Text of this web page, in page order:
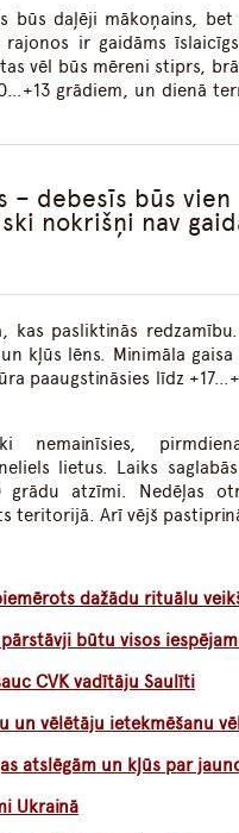
būs daļēji mākoņains,
ir gaidāms
vēl būs mēreni stiprs,
grādiem, un dienā
– debesīs būs vien
nokrišņi nav
kas pasliktinās
kļūs lēns. Minimāla
paaugstināsies līdz
nemainīsies,
lietus. Laiks
atzīmi. Nedēļas
teritorijā. Arī vējš
dažādu rituālu
būtu visos
CVK vadītāju Saulīti
un vēlētāju ietekmēšanu
atslēgām un kļūs par
Ukrainā